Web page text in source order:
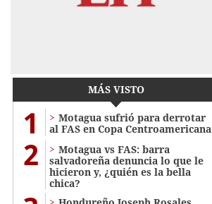
MÁS VISTO
1
Motagua sufrió para derrotar
al FAS en Copa Centroamericana
2
Motagua vs FAS: barra
salvadoreña denuncia lo que le
hicieron y, ¿quién es la bella
chica?